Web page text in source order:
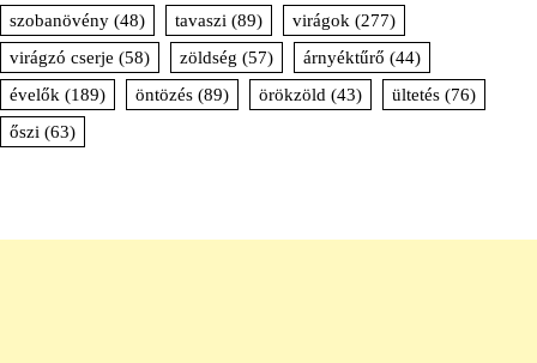
szobanövény (48) tavaszi (89) virágok (277)
virágzó cserje (58) zöldség (57) árnyéktűrő (44)
évelők (189) öntözés (89) örökzöld (43) ültetés (76)
őszi (63)